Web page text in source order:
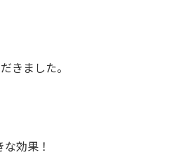
きました。
効果！